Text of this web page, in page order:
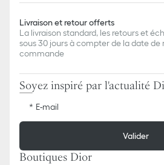
Livraison et retour offerts
La livraison standard, les retours et
sous 30 jours à compter de la date
commande
Soyez inspiré par l'actualité
E-mail
Valider
Boutiques Dior